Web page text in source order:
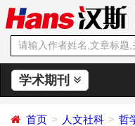
学术期刊
首页 人文社科
哲